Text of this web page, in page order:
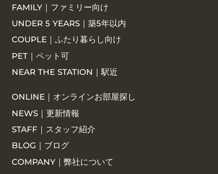
FAMILY｜ファミリー向け
UNDER 5 YEARS｜築5年以内
COUPLE｜ふたり暮らし向け
PET｜ペット可
NEAR THE STATION｜駅近
ONLINE｜オンラインお部屋探し
NEWS｜更新情報
STAFF｜スタッフ紹介
BLOG｜ブログ
COMPANY｜弊社について